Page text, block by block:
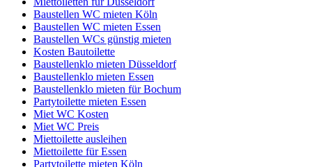
Baustellen WC mieten Köln
Baustellen WC mieten Essen
Baustellen WCs günstig mieten
Kosten Bautoilette
Baustellenklo mieten Düsseldorf
Baustellenklo mieten Essen
Baustellenklo mieten für Bochum
Partytoilette mieten Essen
Miet WC Kosten
Miet WC Preis
Miettoilette ausleihen
Miettoilette für Essen
Partytoilette mieten Köln